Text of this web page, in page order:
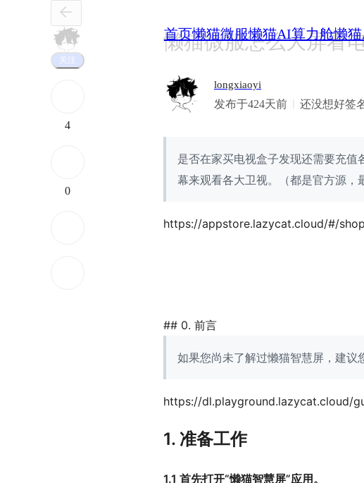
首页懒猫微服懒猫AI算力舱懒
关注
4
0
懒猫微服怎么大屏看
longxiaoyi
发布于424天前 还没想好签
是否在家买电视盒子发现还需要充
幕来观看各大卫视。（都是官方源，
https://appstore.lazycat.cloud/#/
## 0. 前言
如果您尚未了解过懒猫智慧屏，建议
https://dl.playground.lazycat.cloud/
1. 准备工作
1.1 首先打开“懒猫智慧屏”应用。